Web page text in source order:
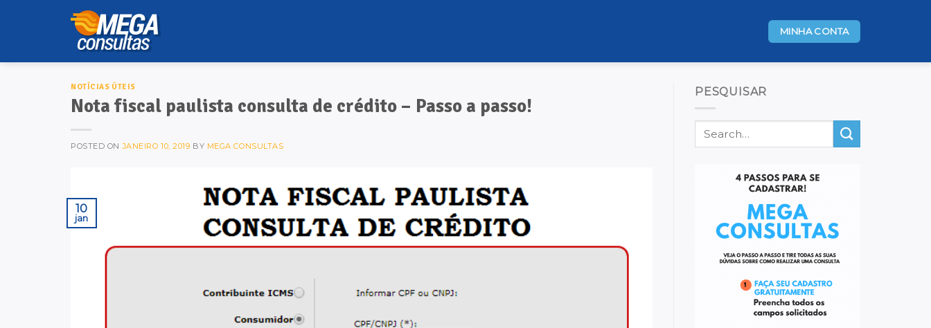
MINHA CONTA
NOTÍCIAS ÚTEIS
Nota fiscal paulista consulta de crédito – Passo a passo!
POSTED ONJANEIRO 10, 2019 BY MEGA CONSULTAS
10
jan
PESQUISAR